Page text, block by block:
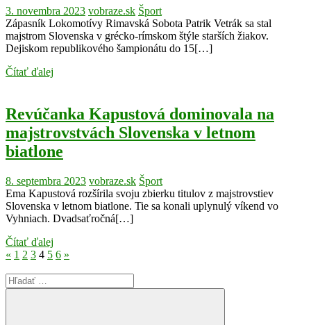
3. novembra 2023 vobraze.sk Šport
Zápasník Lokomotívy Rimavská Sobota Patrik Vetrák sa stal
majstrom Slovenska v grécko-rímskom štýle starších žiakov.
Dejiskom republikového šampionátu do 15[…]
Čítať ďalej
Revúčanka Kapustová dominovala na
majstrovstvách Slovenska v letnom
biatlone
8. septembra 2023 vobraze.sk Šport
Ema Kapustová rozšírila svoju zbierku titulov z majstrovstiev
Slovenska v letnom biatlone. Tie sa konali uplynulý víkend vo
Vyhniach. Dvadsaťročná[…]
Čítať ďalej
Stránkovanie
príspevkov
« Previous
1 2 3 4 5 6 Next
»
Search
for: